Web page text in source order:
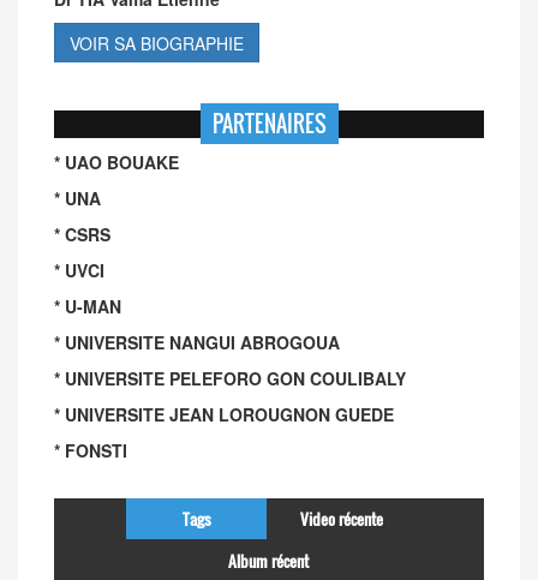
VOIR SA BIOGRAPHIE
PARTENAIRES
* UAO BOUAKE
* UNA
* CSRS
* UVCI
* U-MAN
* UNIVERSITE NANGUI ABROGOUA
* UNIVERSITE PELEFORO GON COULIBALY
* UNIVERSITE JEAN LOROUGNON GUEDE
* FONSTI
Tags
Video récente
Album récent